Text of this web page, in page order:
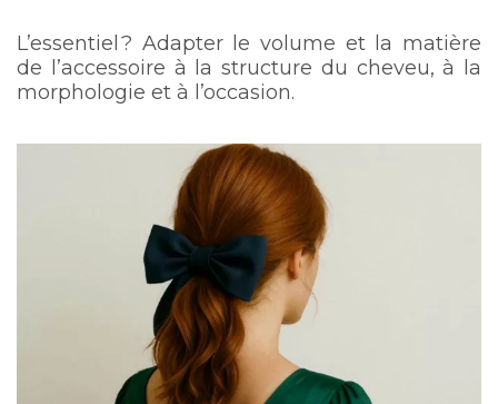
L’essentiel ? Adapter le volume et la matière
de l’accessoire à la structure du cheveu, à la
morphologie et à l’occasion.